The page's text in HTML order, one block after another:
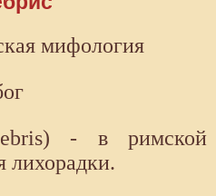
мифология
- в римской
лихорадки.